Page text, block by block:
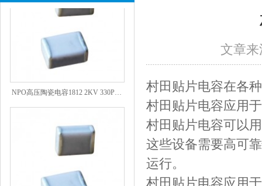
文章
村田贴片电容在各
村田贴片电容应用
村田贴片电容可以
这些设备需要高可
运行。
村田贴片电容应用